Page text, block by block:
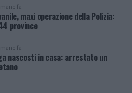
fa
maxi operazione della Polizia:
province
fa
nascosti in casa: arrestato un